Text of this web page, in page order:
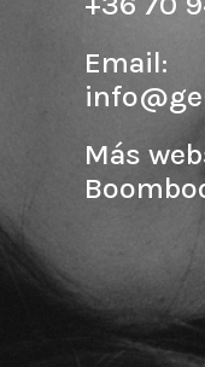
Email:
Más